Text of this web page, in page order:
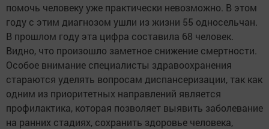
помочь человеку уже практически невозможно. В этом
году с этим диагнозом ушли из жизни 55 односельчан.
В прошлом году эта цифра составила 68 человек.
Видно, что произошло заметное снижение смертности.
Особое внимание специалисты здравоохранения
стараются уделять вопросам диспансеризации, так как
одним из приоритетных направлений является
профилактика, которая позволяет выявить заболевание
на ранних стадиях, сохранить здоровье человека,